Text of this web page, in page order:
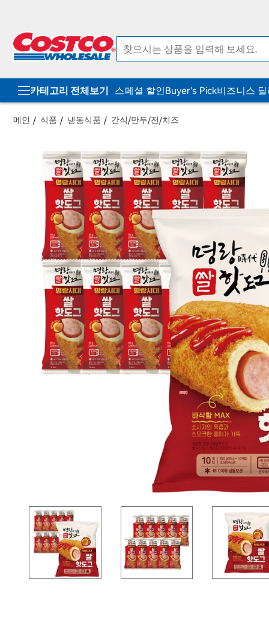
카테고리 전체보기 스페셜 할인Buyer's Pick비즈니스
메인 식품 냉동식품 간식/만두/전/치즈